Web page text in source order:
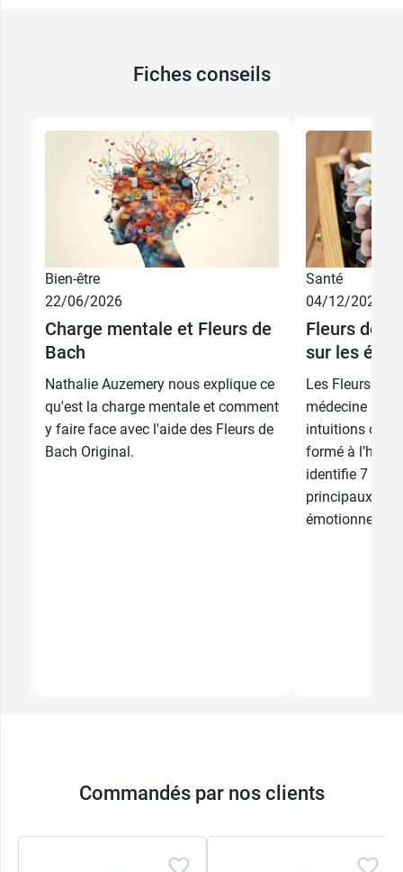
Fiches conseils
Bien-être
22/06/2026
Charge mentale et Fleurs de
Bach
Nathalie Auzemery nous explique ce
qu'est la charge mentale et comment
y faire face avec l'aide des Fleurs de
Bach Original.
Santé
04/12/2025
Fleurs de
sur les
Les Fleurs de
médecine
intuitions du
formé à
identifie 7
principaux et
émotionnels.
Commandés par nos clients